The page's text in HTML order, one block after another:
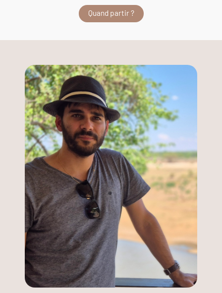
Quand partir ?